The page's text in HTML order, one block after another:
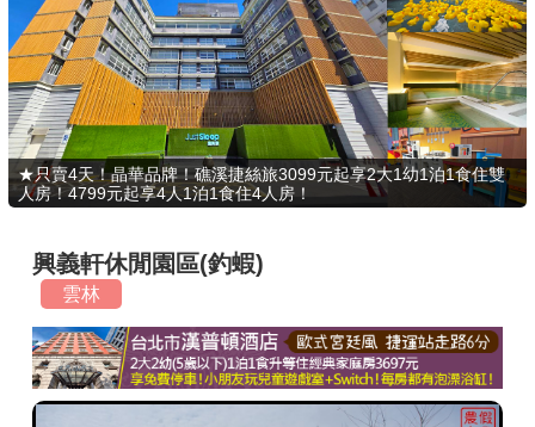
搜尋景點
好康優惠
最新消息
最新留言
商家合作
★只賣4天！晶華品牌！礁溪捷絲旅3099元起享2大1幼1泊1食住雙
人房！4799元起享4人1泊1食住4人房！
興義軒休閒園區(釣蝦)
雲林